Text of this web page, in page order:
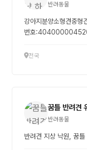
반려동물
강아지분양소형견중형
번호:404000004520210028 너무나 사
---------- 상담 օʀ 예약 DM ︱전화︱문자︱오픈채팅 ෆ
전국
꿈틀 반려견
반려동물
반려견 지상 낙원, 꿈